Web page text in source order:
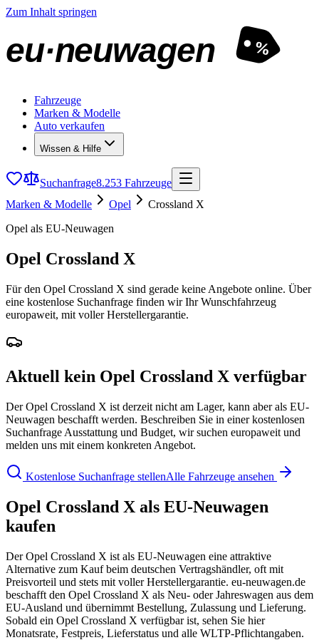
Zum Inhalt springen
eu·neuwagen %
Fahrzeuge
Marken & Modelle
Auto verkaufen
Wissen & Hilfe
Suchanfrage8.253 Fahrzeuge
Marken & Modelle
Opel
Crossland X
Opel als EU-Neuwagen
Opel Crossland X
Für den Opel Crossland X sind gerade keine Angebote online. Über
eine kostenlose Suchanfrage finden wir Ihr Wunschfahrzeug
europaweit, mit voller Herstellergarantie.
Aktuell kein Opel Crossland X verfügbar
Der Opel Crossland X ist derzeit nicht am Lager, kann aber als EU-
Neuwagen beschafft werden. Beschreiben Sie in einer kostenlosen
Suchanfrage Ausstattung und Budget, wir suchen europaweit und
melden uns mit einem konkreten Angebot.
Kostenlose Suchanfrage stellenAlle Fahrzeuge ansehen
Opel Crossland X als EU-Neuwagen
kaufen
Der Opel Crossland X ist als EU-Neuwagen eine attraktive
Alternative zum Kauf beim deutschen Vertragshändler, oft mit
Preisvorteil und stets mit voller Herstellergarantie. eu-neuwagen.de
beschafft den Opel Crossland X als Neu- oder Jahreswagen aus dem
EU-Ausland und übernimmt Bestellung, Zulassung und Lieferung.
Sobald ein Opel Crossland X verfügbar ist, sehen Sie hier
Monatsrate, Festpreis, Lieferstatus und alle WLTP-Pflichtangaben.